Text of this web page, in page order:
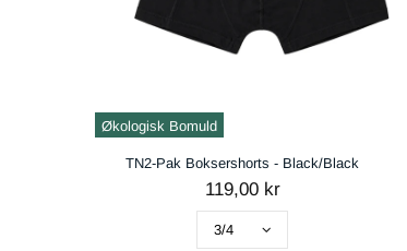
Økologisk Bomuld
TN2-Pak Boksershorts - Black/Black
119,00 kr